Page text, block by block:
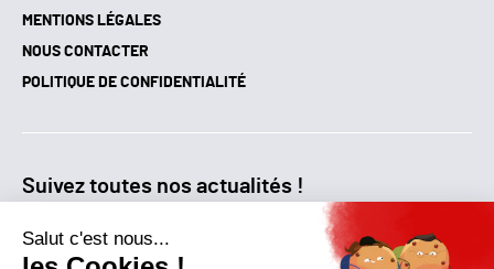
MENTIONS LÉGALES
NOUS CONTACTER
POLITIQUE DE CONFIDENTIALITÉ
Suivez toutes nos actualités !